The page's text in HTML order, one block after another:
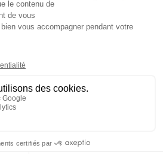
légales-CGV-Politique de
cookies
Cedex 06